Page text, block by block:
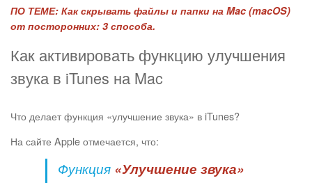
ПО ТЕМЕ: Как скрывать файлы и папки на Mac (macOS)
от посторонних: 3 способа.
Как активировать функцию улучшения
звука в iTunes на Mac
Что делает функция «улучшение звука» в iTunes?
На сайте Apple отмечается, что:
Функция «Улучшение звука»